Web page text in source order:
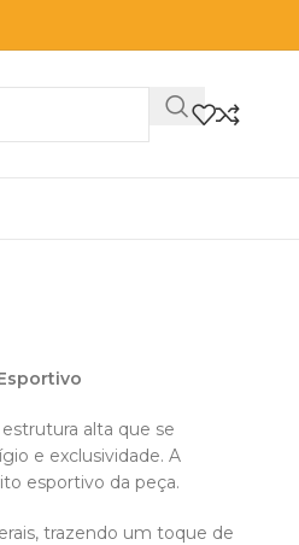
alta que se
e exclusividade. A
esportivo da peça.
trazendo um toque de